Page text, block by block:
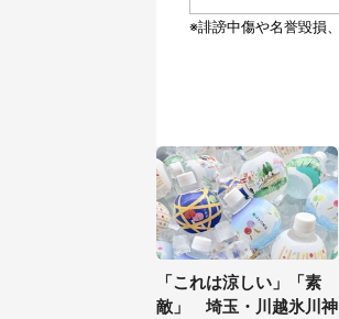
「これは涼しい」「素
敵」 埼玉・川越氷川神